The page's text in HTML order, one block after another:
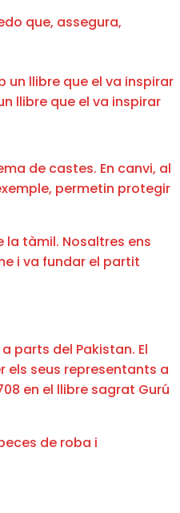
que, assegura,
llibre que el va inspirar
de castes. En canvi, al
permetin protegir
tàmil. Nosaltres ens
i va fundar el partit
parts del Pakistan. El
els seus representants a
en el llibre sagrat Gurú
de roba i